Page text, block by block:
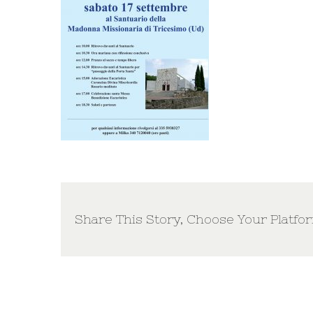
Share This Story, Choose Your